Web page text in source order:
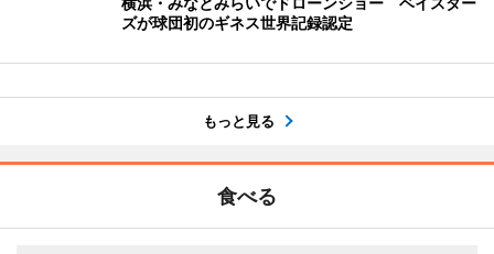
ズが球団初のギネス世界記録認定
もっと見る
食べる